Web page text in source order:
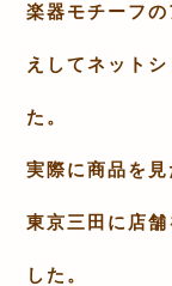
楽器モチーフ
えしてネット
た。
実際に商品を見
東京三田に店舗
した。